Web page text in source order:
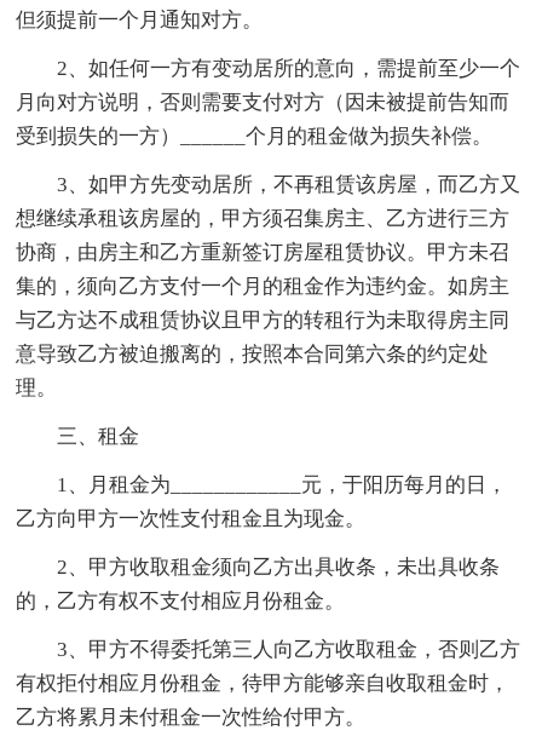
但须提前一个月通知对方。
2、如任何一方有变动居所的意向，需提前至少一个
月向对方说明，否则需要支付对方（因未被提前告知而
受到损失的一方）______个月的租金做为损失补偿。
3、如甲方先变动居所，不再租赁该房屋，而乙方又
想继续承租该房屋的，甲方须召集房主、乙方进行三方
协商，由房主和乙方重新签订房屋租赁协议。甲方未召
集的，须向乙方支付一个月的租金作为违约金。如房主
与乙方达不成租赁协议且甲方的转租行为未取得房主同
意导致乙方被迫搬离的，按照本合同第六条的约定处
理。
三、租金
1、月租金为____________元，于阳历每月的日，
乙方向甲方一次性支付租金且为现金。
2、甲方收取租金须向乙方出具收条，未出具收条
的，乙方有权不支付相应月份租金。
3、甲方不得委托第三人向乙方收取租金，否则乙方
有权拒付相应月份租金，待甲方能够亲自收取租金时，
乙方将累月未付租金一次性给付甲方。